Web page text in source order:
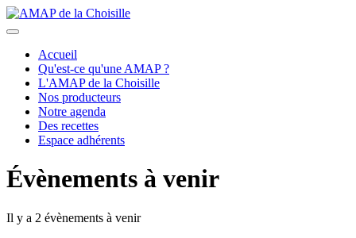
Accueil
Qu'est-ce qu'une AMAP ?
L'AMAP de la Choisille
Nos producteurs
Notre agenda
Des recettes
Espace adhérents
Évènements à venir
Il y a 2 évènements à venir
précédent
suivant